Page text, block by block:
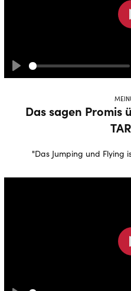
Play
Das sagen Promis
"Das Jumping und Flying